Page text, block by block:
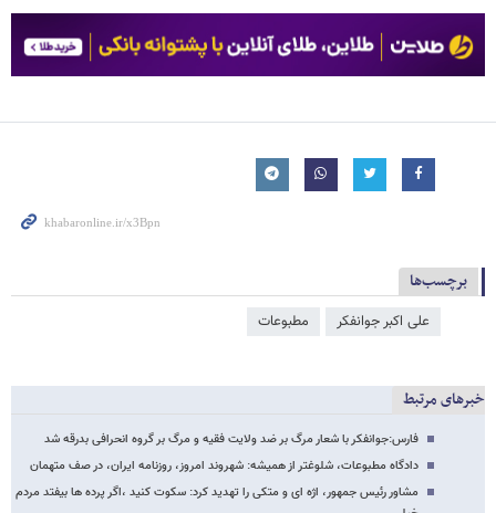
برچسب‌ها
علی اکبر جوانفکر مطبوعات
خبرهای مرتبط
فارس:جوانفکر با شعار مرگ بر ضد ولایت فقیه و مرگ بر گروه انحرافی بدرقه شد
دادگاه مطبوعات، شلوغتر از همیشه: شهروند امروز، روزنامه ایران، در صف متهمان
مشاور رئیس جمهور، اژه ای و متکی را تهدید کرد: سکوت کنید ،اگر پرده ها بیفتد مردم